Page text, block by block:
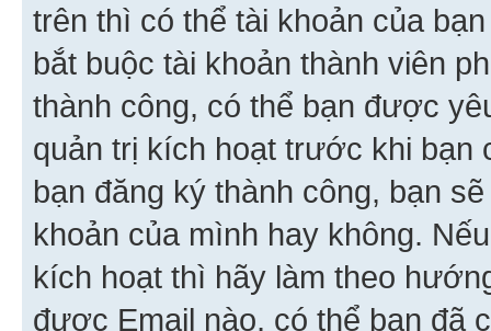
trên thì có thể tài khoản của
bắt buộc tài khoản thành viên
thành công, có thể bạn được
quản trị kích hoạt trước khi bạn
bạn đăng ký thành công, bạn
khoản của mình hay không.
kích hoạt thì hãy làm theo
được Email nào, có thể bạn đã